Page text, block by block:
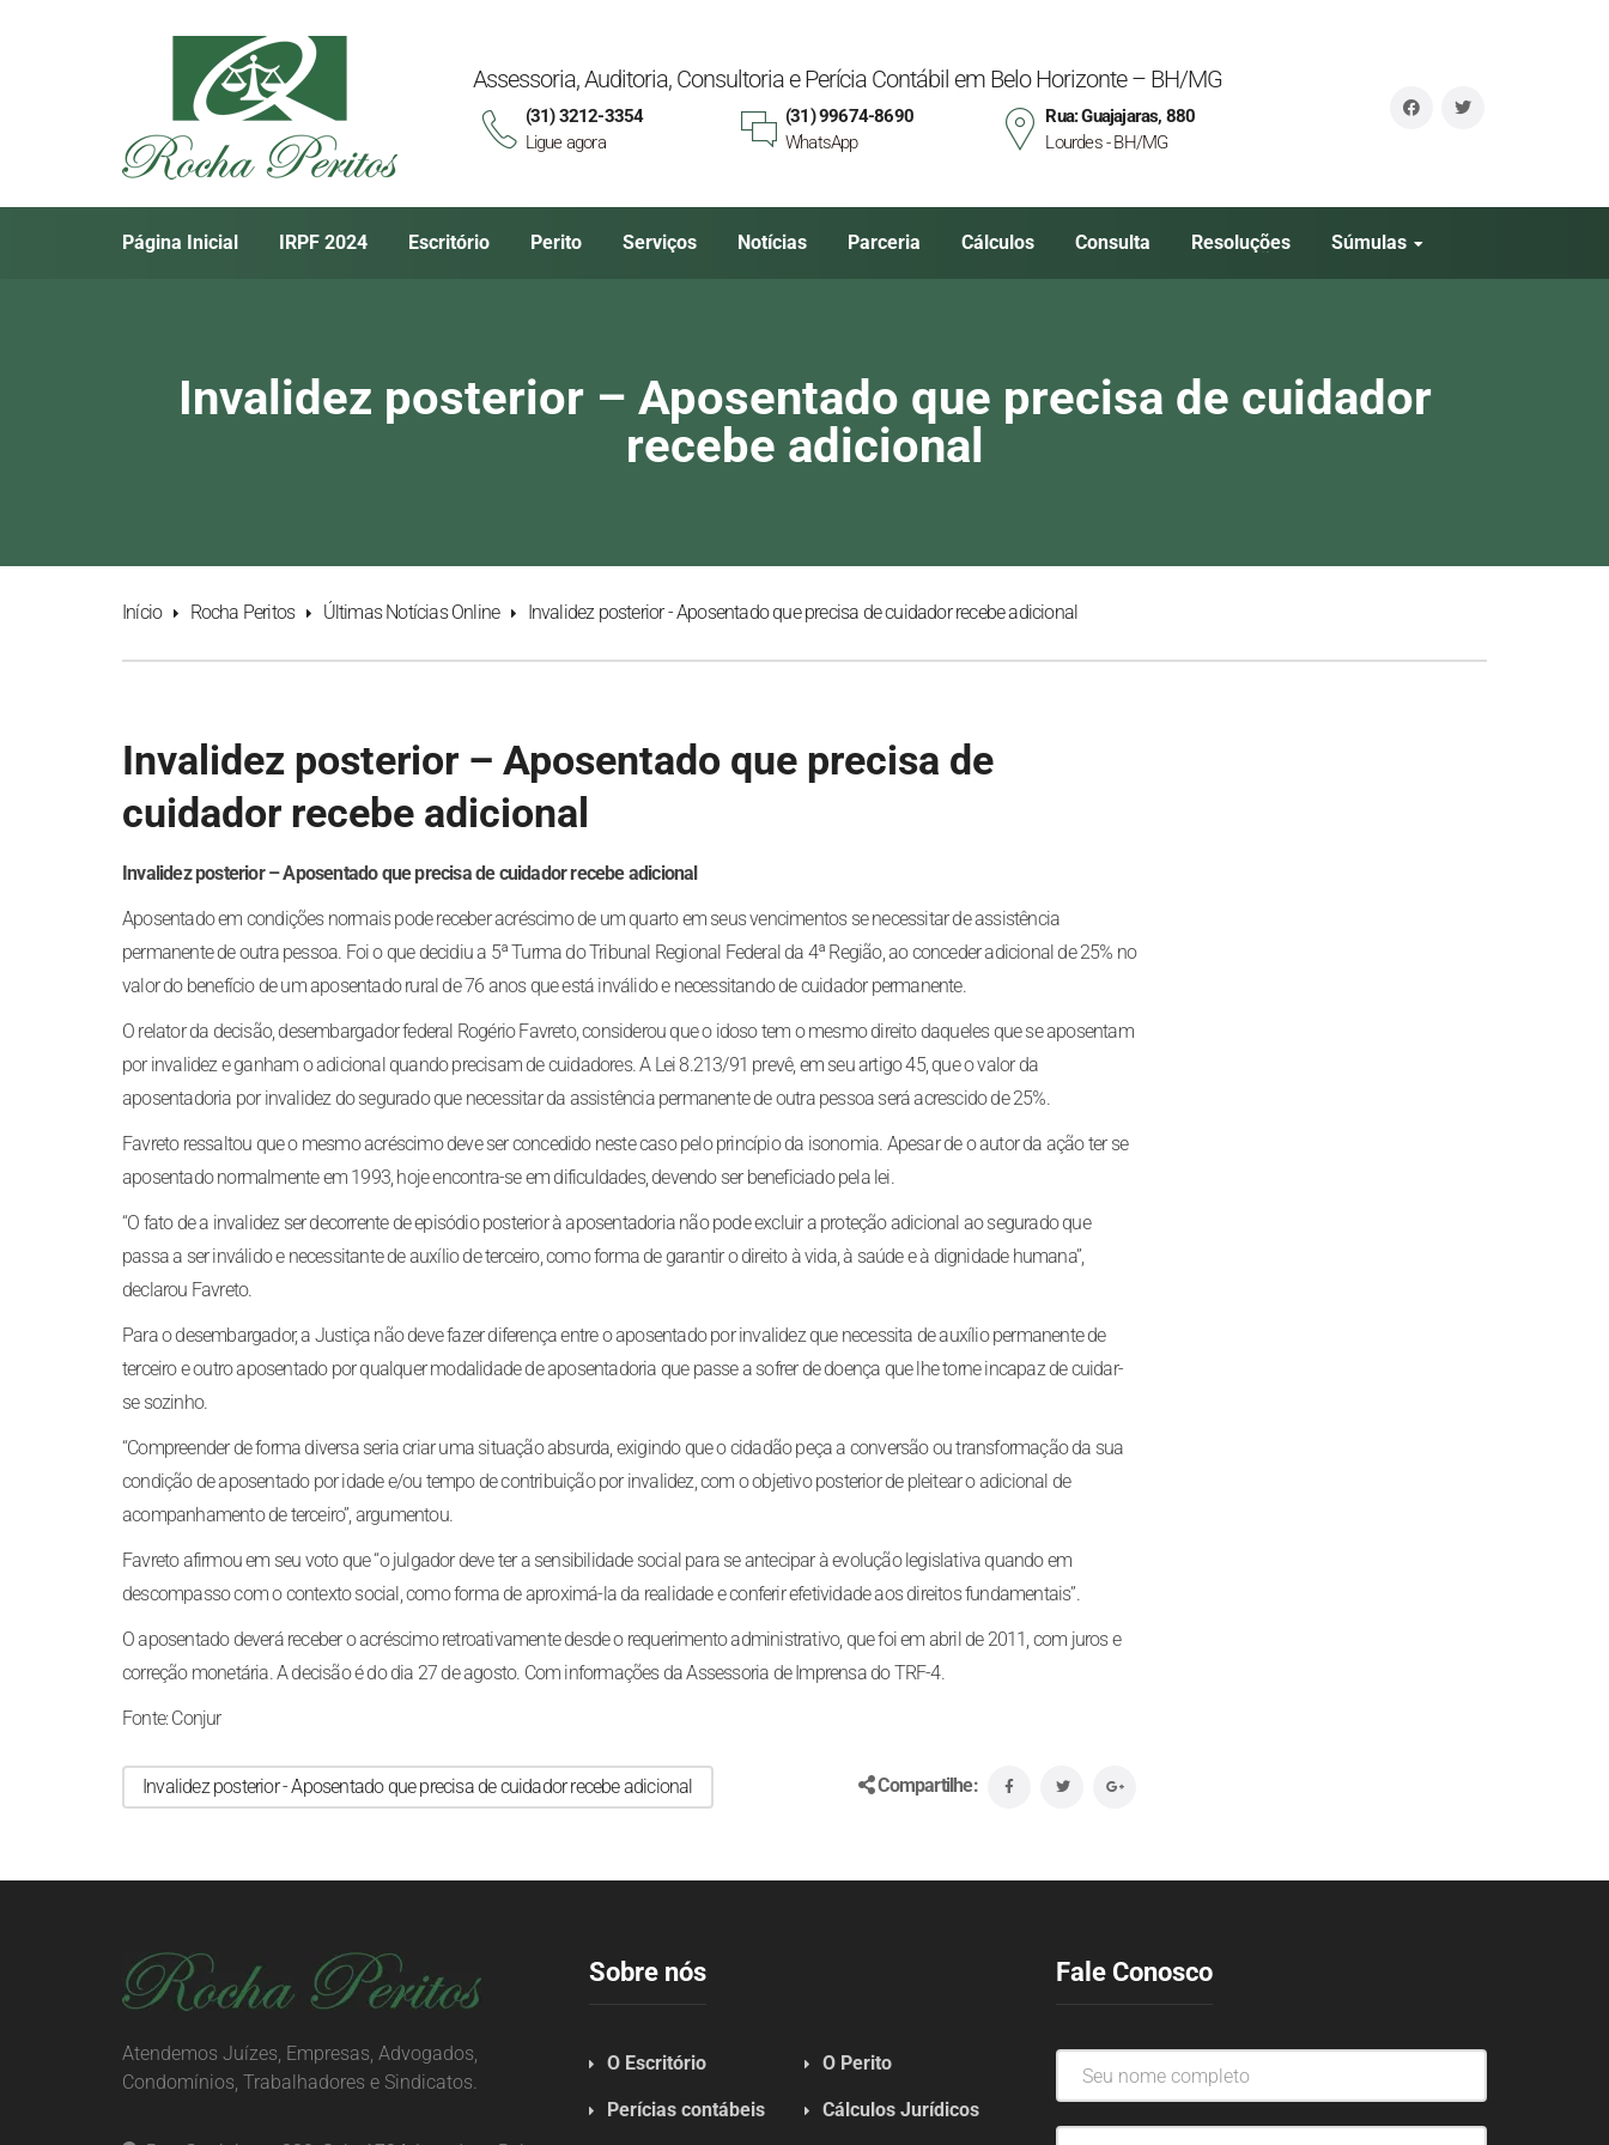
Assessoria, Auditoria, Consultoria e Perícia Contábil em Belo Horizonte – BH/MG
(31) 3212-3354
Ligue agora
(31) 99674-8690
WhatsApp
Rua: Guajajaras, 880
Lourdes - BH/MG
Página Inicial IRPF 2024 Escritório Perito Serviços Notícias Parceria Cálculos Consulta Resoluções Súmulas
Invalidez posterior – Aposentado que precisa de cuidador
recebe adicional
Início Rocha Peritos Últimas Notícias Online Invalidez posterior - Aposentado que precisa de cuidador recebe adicional
Invalidez posterior – Aposentado que precisa de
cuidador recebe adicional
Invalidez posterior – Aposentado que precisa de cuidador recebe adicional
Aposentado em condições normais pode receber acréscimo de um quarto em seus vencimentos se necessitar de assistência
permanente de outra pessoa. Foi o que decidiu a 5ª Turma do Tribunal Regional Federal da 4ª Região, ao conceder adicional de 25% no
valor do benefício de um aposentado rural de 76 anos que está inválido e necessitando de cuidador permanente.
O relator da decisão, desembargador federal Rogério Favreto, considerou que o idoso tem o mesmo direito daqueles que se aposentam
por invalidez e ganham o adicional quando precisam de cuidadores. A Lei 8.213/91 prevê, em seu artigo 45, que o valor da
aposentadoria por invalidez do segurado que necessitar da assistência permanente de outra pessoa será acrescido de 25%.
Favreto ressaltou que o mesmo acréscimo deve ser concedido neste caso pelo princípio da isonomia. Apesar de o autor da ação ter se
aposentado normalmente em 1993, hoje encontra-se em dificuldades, devendo ser beneficiado pela lei.
“O fato de a invalidez ser decorrente de episódio posterior à aposentadoria não pode excluir a proteção adicional ao segurado que
passa a ser inválido e necessitante de auxílio de terceiro, como forma de garantir o direito à vida, à saúde e à dignidade humana”,
declarou Favreto.
Para o desembargador, a Justiça não deve fazer diferença entre o aposentado por invalidez que necessita de auxílio permanente de
terceiro e outro aposentado por qualquer modalidade de aposentadoria que passe a sofrer de doença que lhe torne incapaz de cuidar-
se sozinho.
“Compreender de forma diversa seria criar uma situação absurda, exigindo que o cidadão peça a conversão ou transformação da sua
condição de aposentado por idade e/ou tempo de contribuição por invalidez, com o objetivo posterior de pleitear o adicional de
acompanhamento de terceiro”, argumentou.
Favreto afirmou em seu voto que “o julgador deve ter a sensibilidade social para se antecipar à evolução legislativa quando em
descompasso com o contexto social, como forma de aproximá-la da realidade e conferir efetividade aos direitos fundamentais”.
O aposentado deverá receber o acréscimo retroativamente desde o requerimento administrativo, que foi em abril de 2011, com juros e
correção monetária. A decisão é do dia 27 de agosto. Com informações da Assessoria de Imprensa do TRF-4.
Fonte: Conjur
Invalidez posterior - Aposentado que precisa de cuidador recebe adicional Compartilhe:
Atendemos Juízes, Empresas, Advogados,
Condomínios, Trabalhadores e Sindicatos.
Sobre nós
O Escritório O Perito
Perícias contábeis Cálculos Jurídicos
Fale Conosco